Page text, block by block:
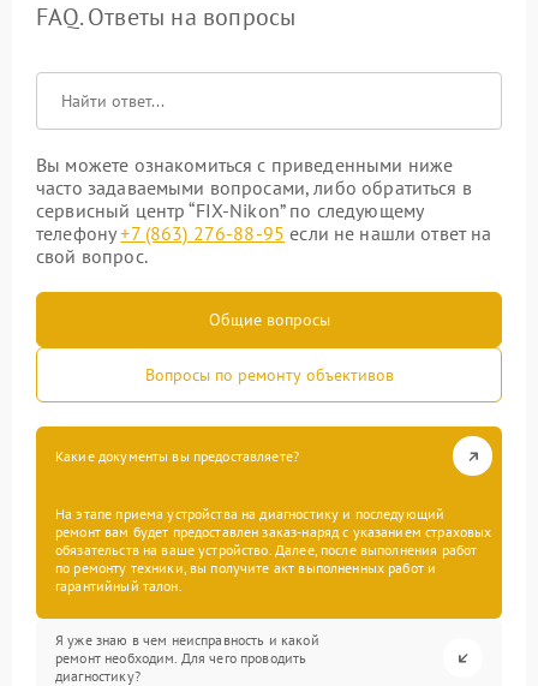
FAQ. Ответы на вопросы
Вы можете ознакомиться с приведенными ниже
часто задаваемыми вопросами, либо обратиться в
сервисный центр “FIX-Nikon” по следующему
телефону+7 (863) 276-88-95 если не нашли ответ на
свой вопрос.
Общие вопросы
Вопросы по ремонту объективов
Какие документы вы предоставляете?
На этапе приема устройства на диагностику и последующий
ремонт вам будет предоставлен заказ-наряд с указанием страховых
обязательств на ваше устройство. Далее, после выполнения работ
по ремонту техники, вы получите акт выполненных работ и
гарантийный талон.
Я уже знаю в чем неисправность и какой
ремонт необходим. Для чего проводить
диагностику?